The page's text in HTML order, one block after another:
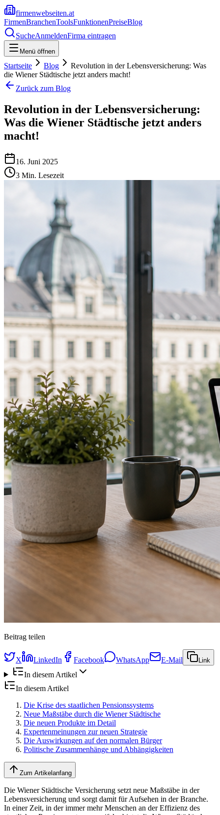
firmenwebseiten.at
FirmenBranchenToolsFunktionenPreiseBlog
SucheAnmeldenFirma eintragen
Menü öffnen
Startseite Blog
Revolution in der Lebensversicherung: Was
die Wiener Städtische jetzt anders macht!
Zurück zum Blog
Revolution in der Lebensversicherung:
Was die Wiener Städtische jetzt anders
macht!
16. Juni 2025
3 Min. Lesezeit
Beitrag teilen
X LinkedIn Facebook WhatsApp E-Mail Link
In diesem Artikel
In diesem Artikel
Die Krise des staatlichen Pensionssystems
Neue Maßstäbe durch die Wiener Städtische
Die neuen Produkte im Detail
Expertenmeinungen zur neuen Strategie
Die Auswirkungen auf den normalen Bürger
Politische Zusammenhänge und Abhängigkeiten
Zum Artikelanfang
Die Wiener Städtische Versicherung setzt neue Maßstäbe in der
Lebensversicherung und sorgt damit für Aufsehen in der Branche.
In einer Zeit, in der immer mehr Menschen an der Effizienz des